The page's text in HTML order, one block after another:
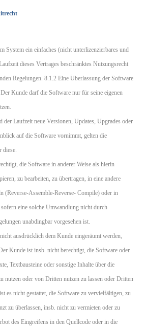
System ein einfaches (nicht unterlizenzierbares und
dieses Vertrages beschränktes Nutzungsrecht
Regelungen. 8.1.2 Eine Überlassung der Software
Kunde darf die Software nur für seine eigenen
der Laufzeit neue Versionen, Updates, Upgrades oder
auf die Software vornimmt, gelten die
diese.
die Software in anderer Weise als hierin
zu bearbeiten, zu übertragen, in eine andere
(Reverse-Assemble-Reverse- Compile) oder in
sofern eine solche Umwandlung nicht durch
unabdingbar vorgesehen ist.
ausdrücklich dem Kunde eingeräumt werden,
Kunde ist insb. nicht berechtigt, die Software oder
Textbausteine oder sonstige Inhalte über die
nutzen oder von Dritten nutzen zu lassen oder Dritten
es nicht gestattet, die Software zu vervielfältigen, zu
zu überlassen, insb. nicht zu vermieten oder zu
des Eingreifens in den Quellcode oder in die